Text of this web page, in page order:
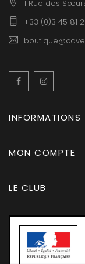
1 Rue des
+33 (0)3 45 81
Facebook
INFORMATIONS
MON COMPTE
LE CLUB